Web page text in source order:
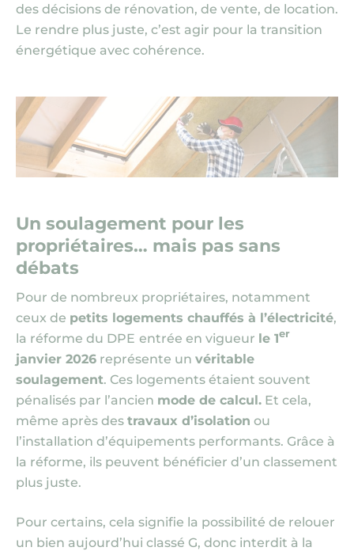
des décisions de rénovation, de vente, de location.
Le rendre plus juste, c’est agir pour la transition
énergétique avec cohérence.
Un soulagement pour les
propriétaires… mais pas sans
débats
Pour de nombreux propriétaires, notamment
ceux de petits logements chauffés à l’électricité,
la réforme du DPE entrée en vigueur le 1er
janvier 2026 représente un véritable
soulagement. Ces logements étaient souvent
pénalisés par l’ancien mode de calcul. Et cela,
même après des travaux d’isolation ou
l’installation d’équipements performants. Grâce à
la réforme, ils peuvent bénéficier d’un classement
plus juste.
Pour certains, cela signifie la possibilité de relouer
un bien aujourd’hui classé G, donc interdit à la